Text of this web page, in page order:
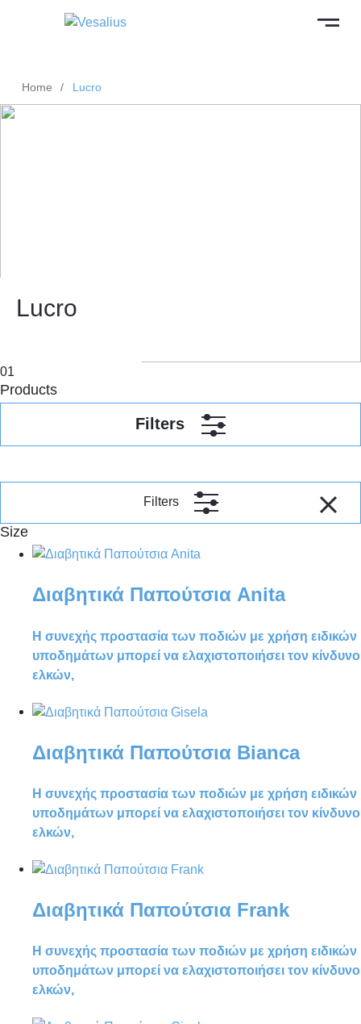
Home / Lucro
Lucro
01
Products
Filters
Filters
Size
Διαβητικά Παπούτσια Anita
Η συνεχής προστασία των ποδιών με χρήση ειδικών
υποδημάτων μπορεί να ελαχιστοποιήσει τον κίνδυνο
ελκών,
Διαβητικά Παπούτσια Bianca
Η συνεχής προστασία των ποδιών με χρήση ειδικών
υποδημάτων μπορεί να ελαχιστοποιήσει τον κίνδυνο
ελκών,
Διαβητικά Παπούτσια Frank
Η συνεχής προστασία των ποδιών με χρήση ειδικών
υποδημάτων μπορεί να ελαχιστοποιήσει τον κίνδυνο
ελκών,